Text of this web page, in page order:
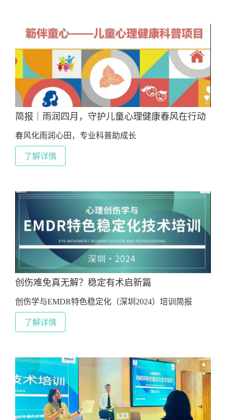
简报｜雨润四月，守护儿童心理健康春风在行动
春风化雨润心田，专业科普助成长
了解详情
创伤难免真无解？稳定有术启新篇
创伤学与EMDR特色稳定化（深圳2024）培训简报
了解详情